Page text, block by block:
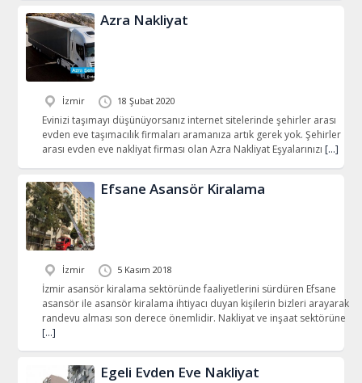
Azra Nakliyat
İzmir 18 Şubat 2020
Evinizi taşımayı düşünüyorsanız internet sitelerinde şehirler arası
evden eve taşımacılık firmaları aramanıza artık gerek yok. Şehirler
arası evden eve nakliyat firması olan Azra Nakliyat Eşyalarınızı […]
Efsane Asansör Kiralama
İzmir 5 Kasım 2018
İzmir asansör kiralama sektöründe faaliyetlerini sürdüren Efsane
asansör ile asansör kiralama ihtiyacı duyan kişilerin bizleri arayarak
randevu alması son derece önemlidir. Nakliyat ve inşaat sektörüne
[…]
Egeli Evden Eve Nakliyat